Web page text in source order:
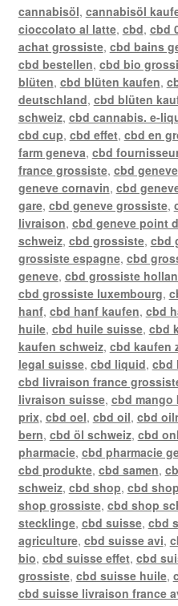
cannabisöl, cannabisöl
cioccolato al latte, cbd, cbd
achat grossiste, cbd bains
cbd bestellen, cbd bio
blüten, cbd blüten kaufen,
deutschland, cbd blüten
schweiz, cbd cannabis. e-
cbd cup, cbd effet, cbd en
farm geneva, cbd
france grossiste, cbd geneve
geneve cornavin, cbd
gare, cbd geneve grossiste,
livraison, cbd geneve point
schweiz, cbd grossiste, cbd
grossiste espagne, cbd
geneve, cbd grossiste
cbd grossiste luxembourg,
hanf, cbd hanf kaufen, cbd
huile, cbd huile suisse, cbd
kaufen schweiz, cbd kaufen
legal suisse, cbd liquid, cbd
cbd livraison france
livraison suisse, cbd mango
prix, cbd oel, cbd oil, cbd
bern, cbd öl schweiz, cbd
pharmacie, cbd pharmacie
cbd produkte, cbd samen,
schweiz, cbd shop, cbd
shop grossiste, cbd shop
stecklinge, cbd suisse, cbd
agriculture, cbd suisse avi,
bio, cbd suisse effet, cbd
grossiste, cbd suisse huile,
cbd suisse livraison france